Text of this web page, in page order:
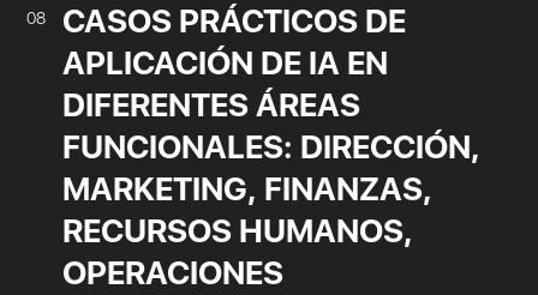
08
CASOS PRÁCTICOS DE
APLICACIÓN DE IA EN
DIFERENTES ÁREAS
FUNCIONALES: DIRECCIÓN,
MARKETING, FINANZAS,
RECURSOS HUMANOS,
OPERACIONES